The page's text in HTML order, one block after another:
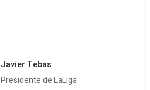
Javier Tebas
Presidente de LaLiga